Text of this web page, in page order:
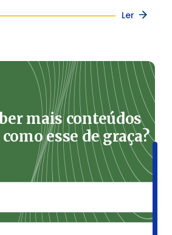
Ler
mais conteúdos
esse de graça?